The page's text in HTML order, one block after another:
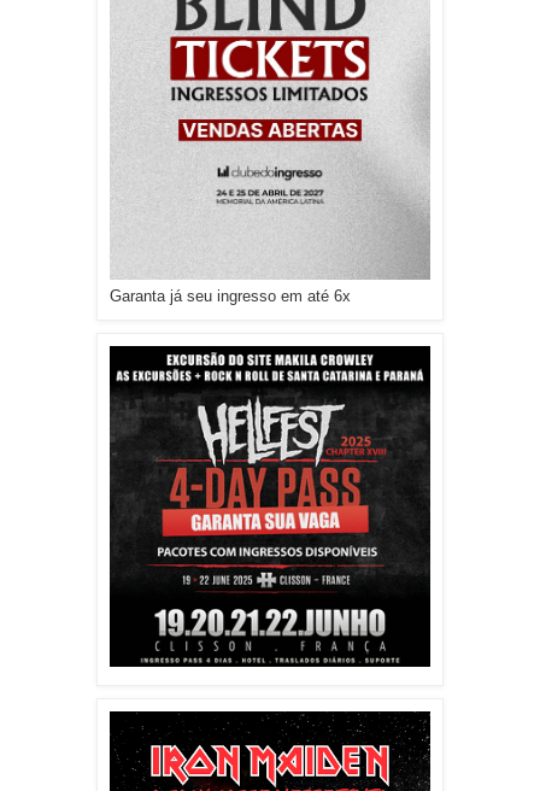
Garanta já seu ingresso em até 6x